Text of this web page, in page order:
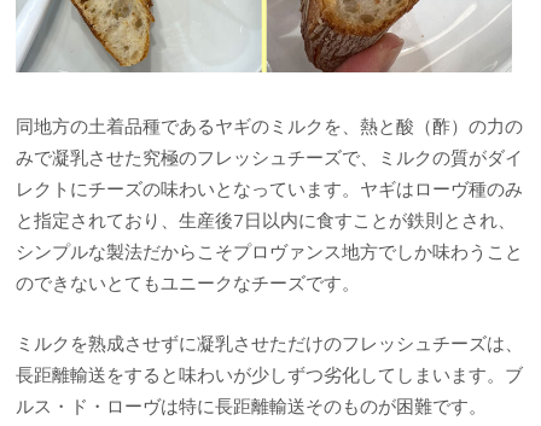
同地方の土着品種であるヤギのミルクを、熱と酸（酢）の力の
みで凝乳させた究極のフレッシュチーズで、ミルクの質がダイ
レクトにチーズの味わいとなっています。ヤギはローヴ種のみ
と指定されており、生産後7日以内に食すことが鉄則とされ、
シンプルな製法だからこそプロヴァンス地方でしか味わうこと
のできないとてもユニークなチーズです。
ミルクを熟成させずに凝乳させただけのフレッシュチーズは、
長距離輸送をすると味わいが少しずつ劣化してしまいます。ブ
ルス・ド・ローヴは特に長距離輸送そのものが困難です。